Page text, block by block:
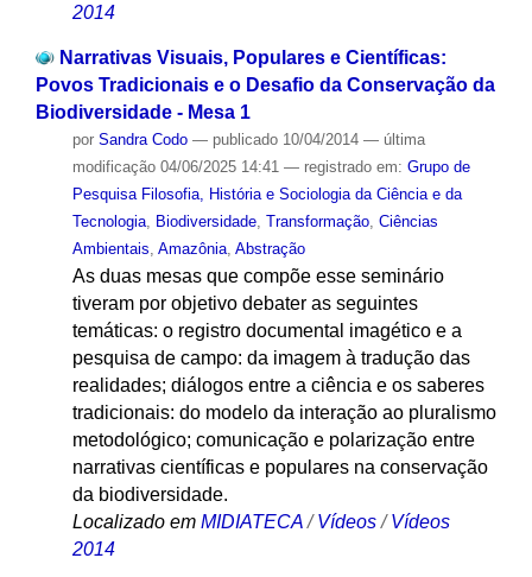
2014
Narrativas Visuais, Populares e Científicas:
Povos Tradicionais e o Desafio da Conservação da
Biodiversidade - Mesa 1
por Sandra Codo — publicado10/04/2014 — última
modificação04/06/2025 14:41 — registrado em: Grupo de
Pesquisa Filosofia, História e Sociologia da Ciência e da
Tecnologia, Biodiversidade, Transformação, Ciências
Ambientais, Amazônia, Abstração
As duas mesas que compõe esse seminário
tiveram por objetivo debater as seguintes
temáticas: o registro documental imagético e a
pesquisa de campo: da imagem à tradução das
realidades; diálogos entre a ciência e os saberes
tradicionais: do modelo da interação ao pluralismo
metodológico; comunicação e polarização entre
narrativas científicas e populares na conservação
da biodiversidade.
Localizado em MIDIATECA /Vídeos /Vídeos
2014